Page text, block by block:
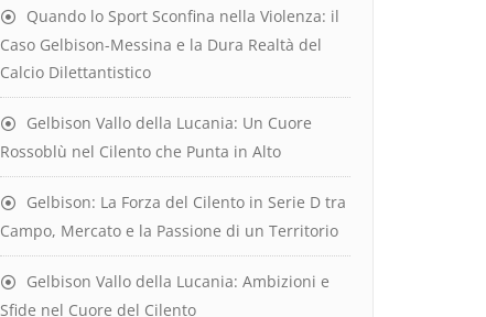
Quando lo Sport Sconfina nella Violenza: il
Caso Gelbison-Messina e la Dura Realtà del
Calcio Dilettantistico
Gelbison Vallo della Lucania: Un Cuore
Rossoblù nel Cilento che Punta in Alto
Gelbison: La Forza del Cilento in Serie D tra
Campo, Mercato e la Passione di un Territorio
Gelbison Vallo della Lucania: Ambizioni e
Sfide nel Cuore del Cilento